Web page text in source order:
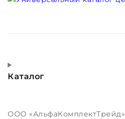
Каталог
ООО «АльфаКомплектТрейд»